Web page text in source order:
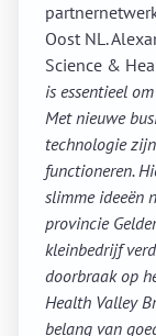
Oost NL.
Science &
is essentieel
Met nieuwe
technologie
functioneren.
slimme ideeën
provincie
kleinbedrijf
doorbraak op
Health Valley
belang van